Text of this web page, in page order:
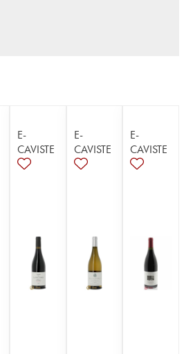
E-
CAVISTE
E-
CAVISTE
E-
CAVISTE